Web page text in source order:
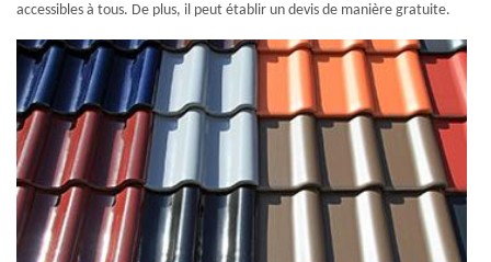
accessibles à tous. De plus, il peut établir un devis de manière gratuite.